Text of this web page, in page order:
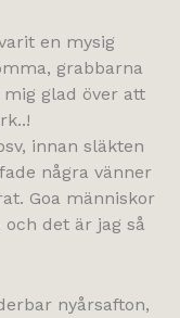
en mysig
grabbarna
glad över att
innan släkten
några vänner
Goa människor
det är jag så
nyårsafton,